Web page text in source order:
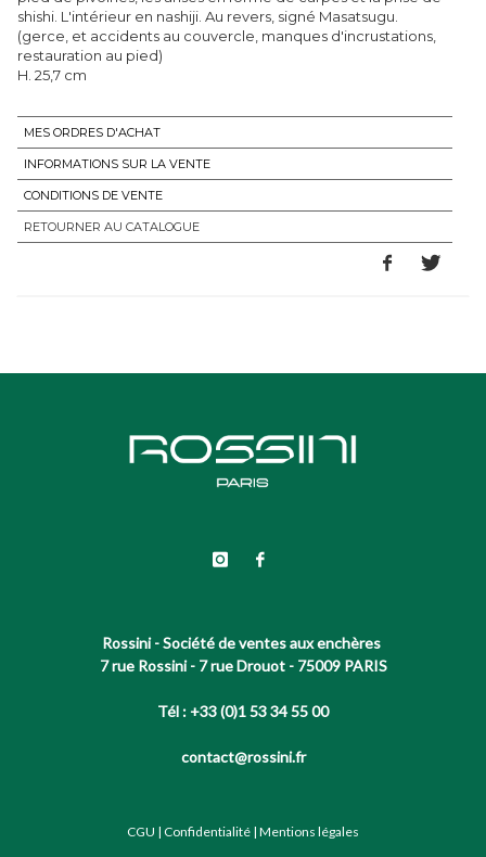
shishi. L'intérieur en nashiji. Au revers, signé Masatsugu.
(gerce, et accidents au couvercle, manques d'incrustations,
restauration au pied)
H. 25,7 cm
MES ORDRES D'ACHAT
INFORMATIONS SUR LA VENTE
CONDITIONS DE VENTE
RETOURNER AU CATALOGUE
Rossini - Société de ventes aux enchères
7 rue Rossini - 7 rue Drouot - 75009 PARIS
Tél : +33 (0)1 53 34 55 00
contact@rossini.fr
CGU | Confidentialité | Mentions légales